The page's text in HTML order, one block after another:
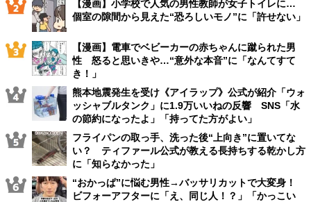
【漫画】小学校で人気の男性教師が女子トイレに…
個室の隙間から見えた“恐ろしいモノ”に「許せない」
【漫画】電車でベビーカーの赤ちゃんに蹴られた男
性 怒ると思いきや…“意外な本音”に「なんてすて
き！」
熊本地震発生を受け《アイラップ》公式が紹介「ウォ
ッシャブルタンク」に1.9万いいねの反響 SNS「水
の節約になったよ」「持ってた方がよい」
フライパンの取っ手、洗った後“上向き”に置いてな
い？ ティファール公式が教える長持ちする乾かし方
に「知らなかった」
“おかっぱ”に悩む男性→バッサリカットで大変身！
ビフォーアフターに「え、同じ人！？」「かっこい